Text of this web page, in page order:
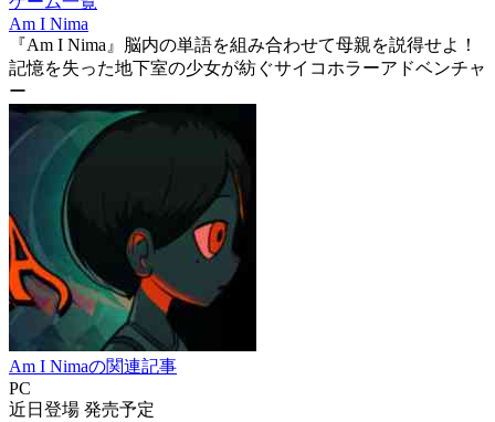
Am I Nima
『Am I Nima』脳内の単語を組み合わせて母親を説得せよ！
記憶を失った地下室の少女が紡ぐサイコホラーアドベンチャ
ー
Am I Nimaの関連記事
PC
近日登場 発売予定